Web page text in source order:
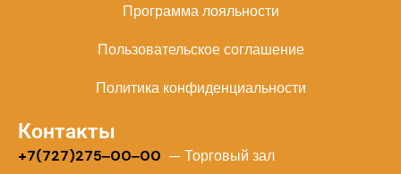
Программа лояльности
Пользовательское соглашение
Политика конфиденциальности
Контакты
+7(727)275‒00‒00 — Торговый зал